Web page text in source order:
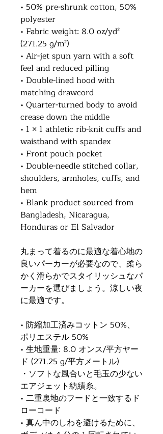
• 50% pre-shrunk cotton, 50%
polyester
• Fabric weight: 8.0 oz/yd²
(271.25 g/m²)
• Air-jet spun yarn with a soft
feel and reduced pilling
• Double-lined hood with
matching drawcord
• Quarter-turned body to avoid
crease down the middle
• 1 × 1 athletic rib-knit cuffs and
waistband with spandex
• Front pouch pocket
• Double-needle stitched collar,
shoulders, armholes, cuffs, and
hem
• Blank product sourced from
Bangladesh, Nicaragua,
Honduras or El Salvador
丸まって着るのに最適な着心地の
良いパーカーが必要なので、柔ら
かく滑らかでスタイリッシュなパ
ーカーを選びましょう。涼しい夜
に最適です。
• 防縮加工済みコットン 50%、
ポリエステル 50%
• 生地重量: 8.0 オンス/平方ヤー
ド (271.25 g/平方メートル)
・ソフトな風合いと毛玉の少ない
エアジェット紡績糸。
• 二重裏地のフードと一致するド
ローコード
• 真ん中のしわを避けるために、